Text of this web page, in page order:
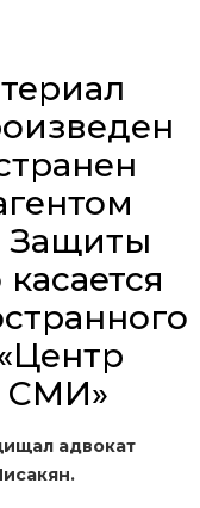
Защиты
СМИ»
адвокат